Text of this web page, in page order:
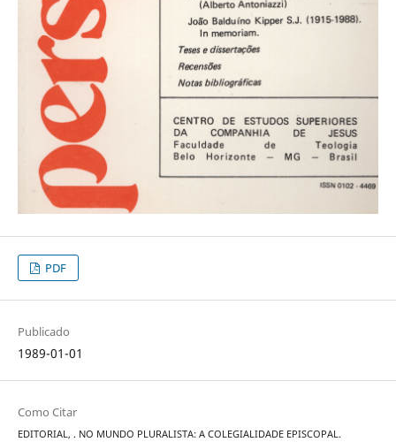
PDF
Publicado
1989-01-01
Como Citar
EDITORIAL, . NO MUNDO PLURALISTA: A COLEGIALIDADE EPISCOPAL.